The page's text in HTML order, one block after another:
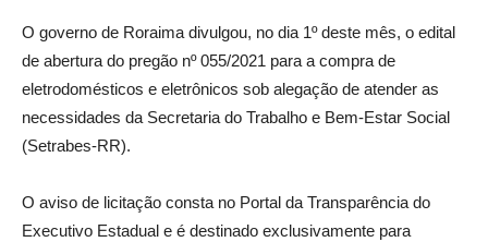
O governo de Roraima divulgou, no dia 1º deste mês, o edital
de abertura do pregão nº 055/2021 para a compra de
eletrodomésticos e eletrônicos sob alegação de atender as
necessidades da Secretaria do Trabalho e Bem-Estar Social
(Setrabes-RR).
O aviso de licitação consta no Portal da Transparência do
Executivo Estadual e é destinado exclusivamente para